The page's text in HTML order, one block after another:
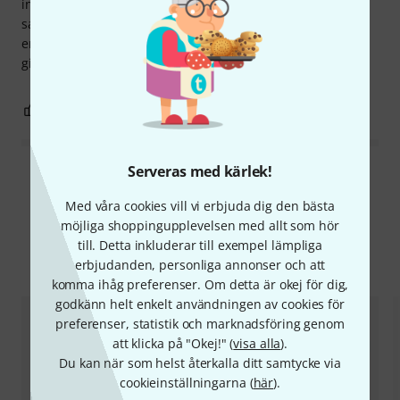
Serveras med kärlek!
Med våra cookies vill vi erbjuda dig den bästa
möjliga shoppingupplevelsen med allt som hör
till. Detta inkluderar till exempel lämpliga
erbjudanden, personliga annonser och att
komma ihåg preferenser. Om detta är okej för dig,
godkänn helt enkelt användningen av cookies för
preferenser, statistik och marknadsföring genom
att klicka på "Okej!" (visa alla).
Du kan när som helst återkalla ditt samtycke via
cookieinställningarna (här).
inte direkt billig. Naturligtvis är den inte bara för
saxofonmunstycken, utan för alla små slipjobb som kräver
en plan yta – jag använder den till stallsadeln på akustiska
gitarrer.
ANMÄL RECENSION
Läs alla recensioner
Jämför alternativ